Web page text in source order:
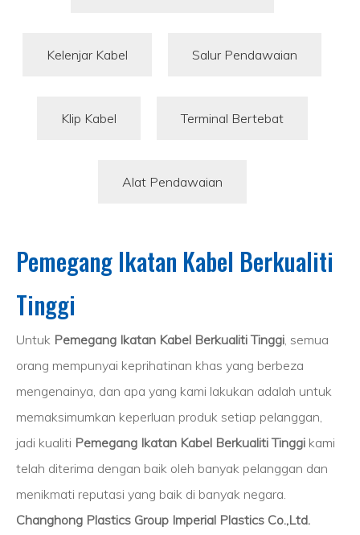
Kelenjar Kabel Salur Pendawaian
Klip Kabel Terminal Bertebat
Alat Pendawaian
Pemegang Ikatan Kabel Berkualiti
Tinggi
Untuk Pemegang Ikatan Kabel Berkualiti Tinggi, semua
orang mempunyai keprihatinan khas yang berbeza
mengenainya, dan apa yang kami lakukan adalah untuk
memaksimumkan keperluan produk setiap pelanggan,
jadi kualiti Pemegang Ikatan Kabel Berkualiti Tinggi kami
telah diterima dengan baik oleh banyak pelanggan dan
menikmati reputasi yang baik di banyak negara.
Changhong Plastics Group Imperial Plastics Co.,Ltd.